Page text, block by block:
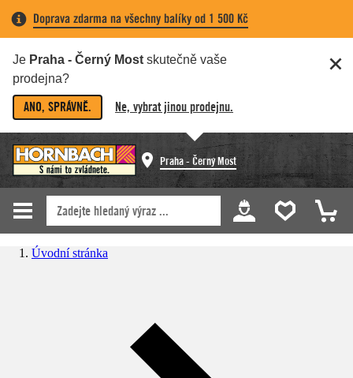
Doprava zdarma na všechny balíky od 1 500 Kč
Je Praha - Černý Most skutečně vaše
prodejna?
ANO, SPRÁVNĚ. Ne, vybrat jinou prodejnu.
Praha - Černý Most
Úvodní stránka